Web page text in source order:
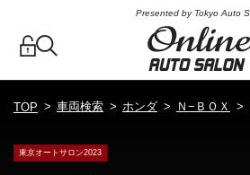
Presented by Tokyo Auto
TOP 車両検索 ホンダ Ｎ−ＢＯＸ
東京オートサロン2023